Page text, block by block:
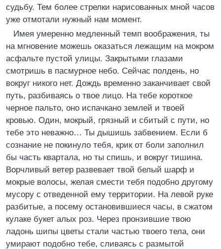
судьбу. Тем более стрелки нарисованных мной часов
уже отмотали нужный нам момент.
Имея умеренно медленный темп воображения, ты
на мгновение можешь оказаться лежащим на мокром
асфальте пустой улицы. Закрытыми глазами
смотришь в пасмурное небо. Сейчас полдень, но
вокруг никого нет. Дождь временно заканчивает свой
путь, разбиваясь о твое лицо. На тебе короткое
черное пальто, оно испачкано землей и твоей
кровью. Один, мокрый, грязный и сбитый с пути, но
тебе это неважно… Ты дышишь забвением. Если б
сознание не покинуло тебя, крик от боли заполнил
бы часть квартала, но ты спишь, и вокруг тишина.
Ворчливый ветер развевает твой белый шарф и
мокрые волосы, желая смести тебя подобно другому
мусору с отведенной ему территории. На левой руке
разбитые, а посему остановившиеся часы, в сжатом
кулаке букет алых роз. Через пронзившие твою
ладонь шипы цветы стали частью твоего тела, они
умирают подобно тебе, сливаясь с размытой